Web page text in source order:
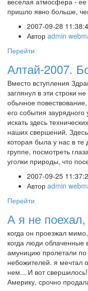
пришло явно больше,
2007-09-28
Автор admin
Перейти
Алтай-2007.
Вместо вступления
заглянул в эти строки
обычное
его события
искать здесь
наших свершений.
которая была у нас в те
группе, посмотреть
уголки природы, что
2007-09-25
Автор admin
Перейти
А я не
когда он проезжал
когда люди
амуницию пролетали по
небожителей. я мечтал
нем... И вот
Америку, срочно